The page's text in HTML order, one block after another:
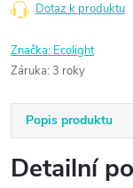
Dotaz k produktu
Značka: Ecolight
Záruka: 3 roky
Popis produktu
Detailní